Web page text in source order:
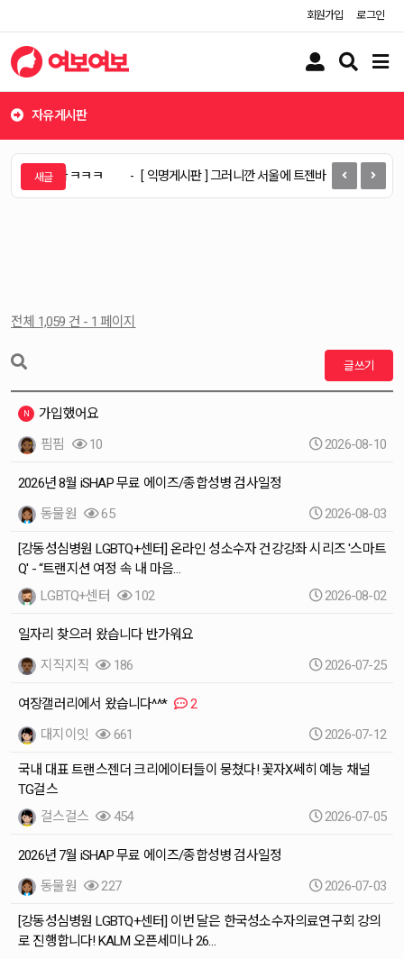
회원가입 로그인
유
버
검
버
메
버
자유게시판
나 웃길까 ㅋㅋㅋ [ 익명게시판 ] 그러니깐 서울에 트젠바 아무나 차리는거
전체 1,059 건 - 1 페이지
글쓰기
가입했어요
핌핌
10 2026-08-10
2026년 8월 iSHAP 무료 에이즈/종합성병 검사일정
동물원
65 2026-08-03
[강동성심병원 LGBTQ+센터] 온라인 성소수자 건강강좌 시리즈 '스마트
Q' - “트랜지션 여정 속 내 마음…
LGBTQ+센터
102 2026-08-02
일자리 찾으러 왔습니다 반가워요
지직지직
186 2026-07-25
여장갤러리에서 왔습니다^^*
2
대지이잇
661 2026-07-12
국내 대표 트랜스젠더 크리에이터들이 뭉쳤다! 꽃자X쎄히 예능 채널
TG걸스
걸스걸스
454 2026-07-05
2026년 7월 iSHAP 무료 에이즈/종합성병 검사일정
동물원
227 2026-07-03
[강동성심병원 LGBTQ+센터] 이번 달은 한국성소수자의료연구회 강의
로 진행합니다! KALM 오픈세미나 26…